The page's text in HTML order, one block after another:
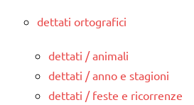
dettati ortografici
dettati / animali
dettati / anno e stagioni
dettati / feste e ricorrenze